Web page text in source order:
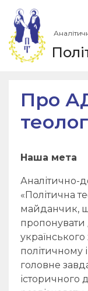
Про
Наша мета
Аналітично-
«Політична
майданчик,
пропонувати
політичному
головне
історичного